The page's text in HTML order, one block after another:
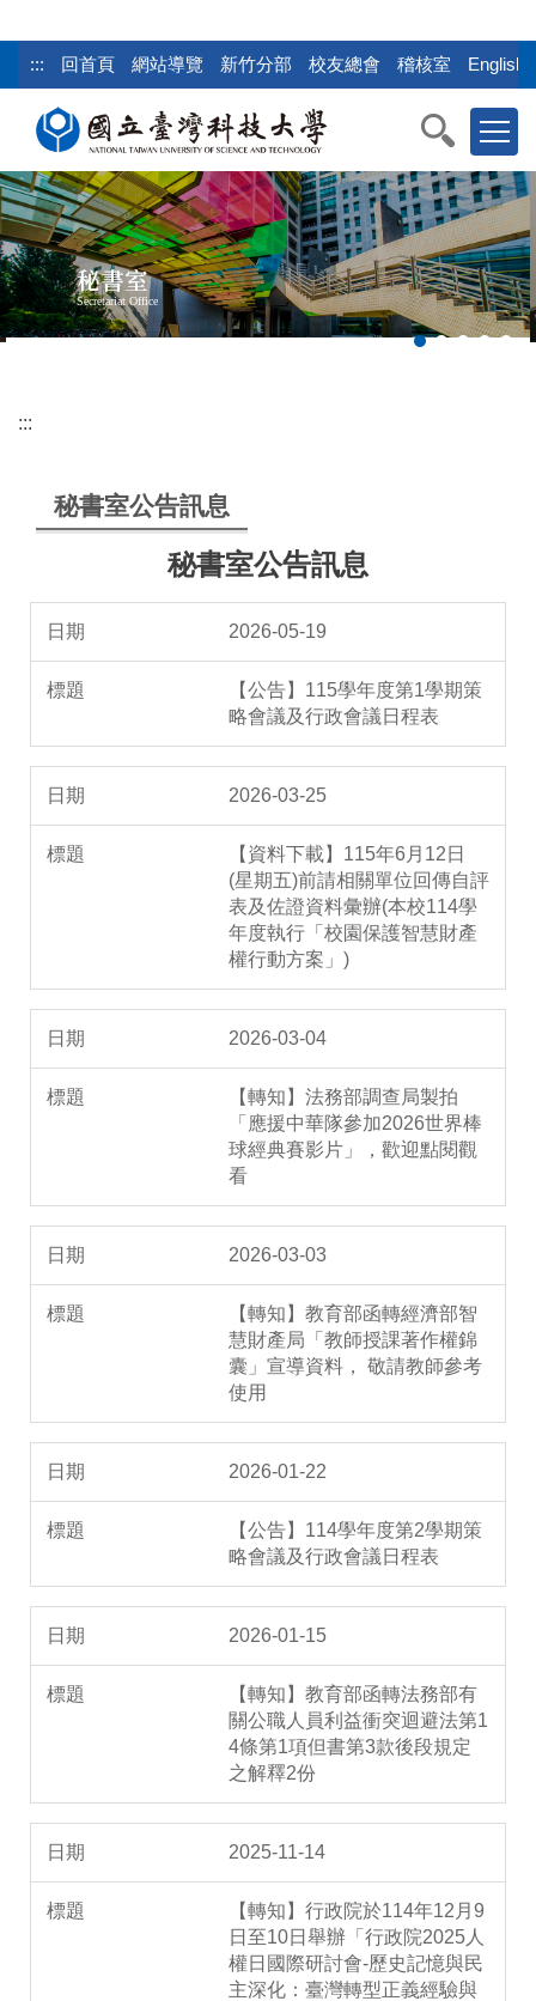
到
區
塊
::: 回首頁 網站導覽 新竹分部 校友總會 稽核室 English
秘書室
Secretariat Office
:::
秘書室公告訊息
秘書室公告訊息
2026-05-19
【公告】115學年度第1學期策
略會議及行政會議日程表
2026-03-25
【資料下載】115年6月12日
(星期五)前請相關單位回傳自評
表及佐證資料彙辦(本校114學
年度執行「校園保護智慧財產
權行動方案」)
2026-03-04
【轉知】法務部調查局製拍
「應援中華隊參加2026世界棒
球經典賽影片」，歡迎點閱觀
看
2026-03-03
【轉知】教育部函轉經濟部智
慧財產局「教師授課著作權錦
囊」宣導資料， 敬請教師參考
使用
2026-01-22
【公告】114學年度第2學期策
略會議及行政會議日程表
2026-01-15
【轉知】教育部函轉法務部有
關公職人員利益衝突迴避法第1
4條第1項但書第3款後段規定
之解釋2份
2025-11-14
【轉知】行政院於114年12月9
日至10日舉辦「行政院2025人
權日國際研討會-歷史記憶與民
主深化：臺灣轉型正義經驗與